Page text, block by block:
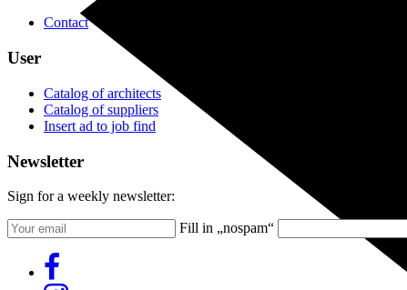
Contact
User
Catalog of architects
Catalog of suppliers
Insert ad to job find
Newsletter
Sign for a weekly newsletter:
Fill in „nospam“